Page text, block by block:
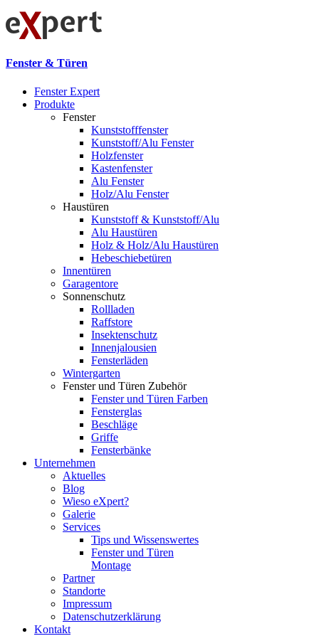
Fenster & Türen
Fenster Expert
Produkte
Fenster
Kunststofffenster
Kunststoff/Alu Fenster
Holzfenster
Kastenfenster
Alu Fenster
Holz/Alu Fenster
Haustüren
Kunststoff & Kunststoff/Alu
Alu Haustüren
Holz & Holz/Alu Haustüren
Hebeschiebetüren
Innentüren
Garagentore
Sonnenschutz
Rollladen
Raffstore
Insektenschutz
Innenjalousien
Fensterläden
Wintergarten
Fenster und Türen Zubehör
Fenster und Türen Farben
Fensterglas
Beschläge
Griffe
Fensterbänke
Unternehmen
Aktuelles
Blog
Wieso eXpert?
Galerie
Services
Tips und Wissenswertes
Fenster und Türen
Montage
Partner
Standorte
Impressum
Datenschutzerklärung
Kontakt